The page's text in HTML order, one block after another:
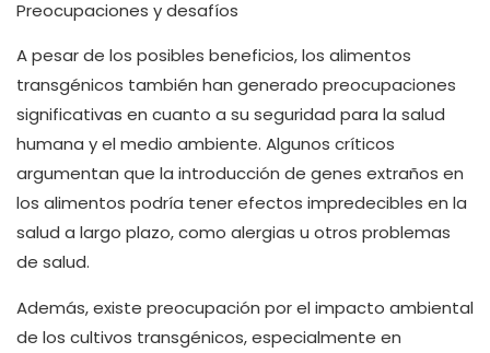
Preocupaciones y desafíos
A pesar de los posibles beneficios, los alimentos
transgénicos también han generado preocupaciones
significativas en cuanto a su seguridad para la salud
humana y el medio ambiente. Algunos críticos
argumentan que la introducción de genes extraños en
los alimentos podría tener efectos impredecibles en la
salud a largo plazo, como alergias u otros problemas
de salud.
Además, existe preocupación por el impacto ambiental
de los cultivos transgénicos, especialmente en